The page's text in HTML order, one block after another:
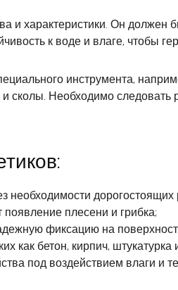
и характеристики. Он
к воде и влаге, чтобы
инструмента,
сколы. Необходимо следовать
необходимости
плесени и грибка;
фиксацию на
как бетон, кирпич, штукатурка
под воздействием влаги и